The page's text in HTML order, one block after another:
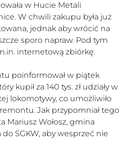
w Hucie Metali
W chwili zakupu była już
jednak aby wrócić na
sporo napraw. Pod tym
internetową zbiórkę.
poinformował w piątek
kupił za 140 tys. zł udziały w
lokomotywy, co umożliwiło
Jak przypomniał tego
Mariusz Wołosz, gmina
do SGKW, aby wesprzeć nie